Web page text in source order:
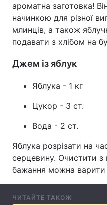
Головна
Україна
Цікавинки
Екологія
ароматна заготовка!
начинкою для різної
млинців, а також
подавати з хлібом на
Джем із яблук
Яблука - 1 кг
Цукор - 3 ст.
Вода - 2 ст.
Яблука розрізати на
серцевину. Очистити з
бажання можна варити
ЧИТАЙТЕ ТАКОЖ